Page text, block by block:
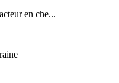
en che...